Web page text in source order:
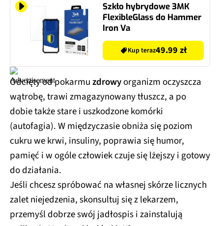
Szkło hybrydowe 3MK
FlexibleGlass do Hammer
Iron Va
Kup teraz49.99 zł
Odcięty od pokarmuzdrowyorganizm oczyszcza
wątrobę, trawi zmagazynowany tłuszcz, a po
dobie także stare i uszkodzone komórki
(autofagia). W międzyczasie obniża się poziom
cukru we krwi, insuliny, poprawia się humor,
pamięć i w ogóle człowiek czuje się lżejszy i gotowy
do działania.
Jeśli chcesz spróbować na własnej skórze licznych
zalet niejedzenia, skonsultuj się z lekarzem,
przemyśl dobrze swój jadłospis i zainstalują